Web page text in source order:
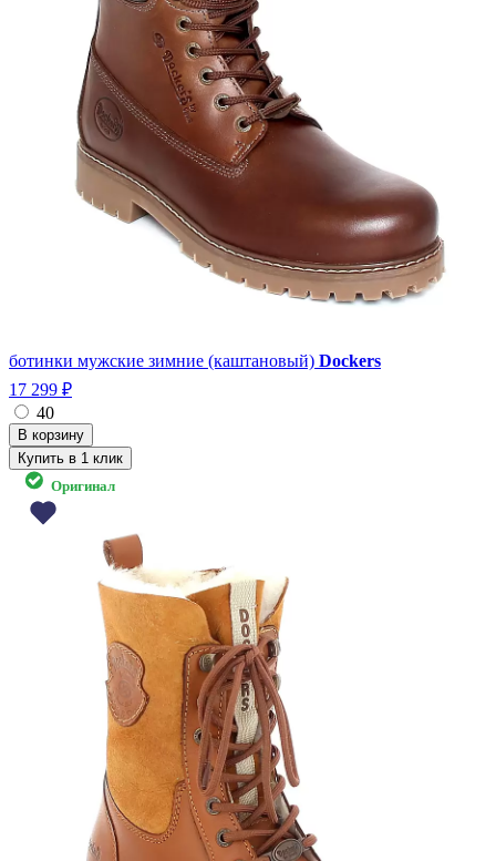
ботинки мужские зимние (каштановый) Dockers
17 299 ₽
40
Купить в 1 клик
Оригинал